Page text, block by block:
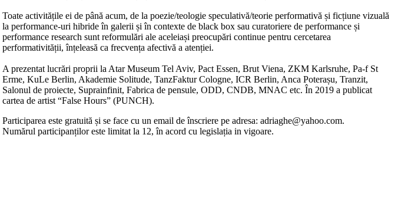
Toate activitățile ei de până acum, de la poezie/teologie speculativă/teorie performativă și ficțiune vizuală
la performance-uri hibride în galerii și în contexte de black box sau curatoriere de performance și
performance research sunt reformulări ale aceleiași preocupări continue pentru cercetarea
performativității, înțeleasă ca frecvența afectivă a atenției.
A prezentat lucrări proprii la Atar Museum Tel Aviv, Pact Essen, Brut Viena, ZKM Karlsruhe, Pa-f St
Erme, KuLe Berlin, Akademie Solitude, TanzFaktur Cologne, ICR Berlin, Anca Poterașu, Tranzit,
Salonul de proiecte, Suprainfinit, Fabrica de pensule, ODD, CNDB, MNAC etc. În 2019 a publicat
cartea de artist “False Hours” (PUNCH).
Participarea este gratuită și se face cu un email de înscriere pe adresa: adriaghe@yahoo.com.
Numărul participanților este limitat la 12, în acord cu legislația in vigoare.